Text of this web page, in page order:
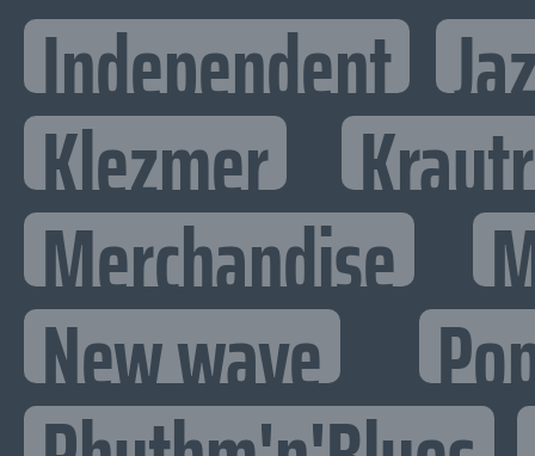
Independent
Klezmer
Merchandise
New wave